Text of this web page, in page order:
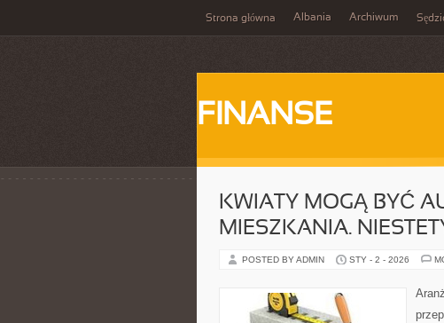
Strona główna Albania Archiwum
FINANSE
KWIATY MOGĄ BYĆ
MIESZKANIA.
POSTED BY ADMIN STY - 2 - 2026